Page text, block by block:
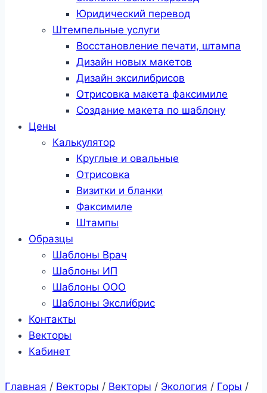
Юридический перевод
Штемпельные услуги
Восстановление печати, штампа
Дизайн новых макетов
Дизайн эксилибрисов
Отрисовка макета факсимиле
Создание макета по шаблону
Цены
Калькулятор
Круглые и овальные
Отрисовка
Визитки и бланки
Факсимиле
Штампы
Образцы
Шаблоны Врач
Шаблоны ИП
Шаблоны ООО
Шаблоны Эксли́брис
Контакты
Векторы
Кабинет
Главная / Векторы / Векторы / Экология / Горы /